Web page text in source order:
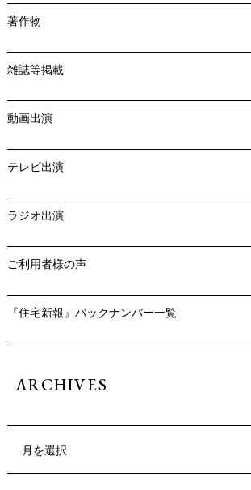
著作物
雑誌等掲載
動画出演
テレビ出演
ラジオ出演
ご利用者様の声
『住宅新報』バックナンバー一覧
ARCHIVES
月を選択